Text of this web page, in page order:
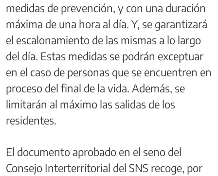
medidas de prevención, y con una duración
máxima de una hora al día. Y, se garantizará
el escalonamiento de las mismas a lo largo
del día. Estas medidas se podrán exceptuar
en el caso de personas que se encuentren en
proceso del final de la vida. Además, se
limitarán al máximo las salidas de los
residentes.
El documento aprobado en el seno del
Consejo Interterritorial del SNS recoge, por